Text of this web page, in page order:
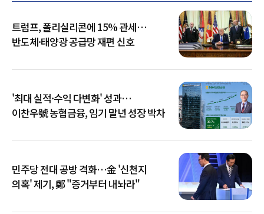
트럼프, 폴리실리콘에 15% 관세…
반도체·태양광 공급망 재편 신호
'최대 실적·수익 다변화' 성과…
이찬우號 농협금융, 임기 말년 성장 박차
민주당 전대 공방 격화…金 '신천지
의혹' 제기, 鄭 "증거부터 내놔라"